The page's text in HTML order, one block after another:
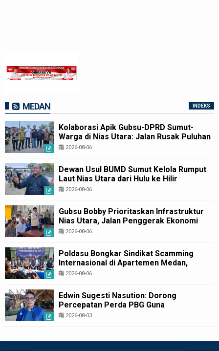
MEDAN INDEKS
Kolaborasi Apik Gubsu-DPRD Sumut-
Warga di Nias Utara: Jalan Rusak Puluhan
Tahun Akhirnya Diperbaiki
2026-08-06
Dewan Usul BUMD Sumut Kelola Rumput
Laut Nias Utara dari Hulu ke Hilir
2026-08-06
Gubsu Bobby Prioritaskan Infrastruktur
Nias Utara, Jalan Penggerak Ekonomi
Mulai Dibenahi
2026-08-06
Poldasu Bongkar Sindikat Scamming
Internasional di Apartemen Medan,
Korban Rugi Rp6,7 Miliar
2026-08-06
Edwin Sugesti Nasution: Dorong
Percepatan Perda PBG Guna
Penyederhanaan Layanan Cepat dan
2026-08-03